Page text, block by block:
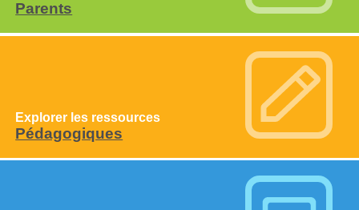
Parents
Explorer les ressources
Pédagogiques